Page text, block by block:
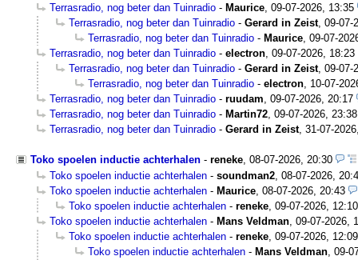
Terrasradio, nog beter dan Tuinradio - Maurice 09-07-2026, 13:35
Terrasradio, nog beter dan Tuinradio - Gerard in Zeist, 09-07-
Terrasradio, nog beter dan Tuinradio - Maurice 09-07-
Terrasradio, nog beter dan Tuinradio - electron 09-07-2026, 18:23
Terrasradio, nog beter dan Tuinradio - Gerard in Zeist, 09-07-
Terrasradio, nog beter dan Tuinradio - electron 10-07-
Terrasradio, nog beter dan Tuinradio - ruudam 09-07-2026, 20:17
Terrasradio, nog beter dan Tuinradio - Martin72 09-07-2026, 23:38
Terrasradio, nog beter dan Tuinradio - Gerard in Zeist, 31-07-
Toko spoelen inductie achterhalen - reneke, 08-07-2026, 20:30
Toko spoelen inductie achterhalen - soundman2, 08-07-2026,
Toko spoelen inductie achterhalen - Maurice, 08-07-2026, 20:43
Toko spoelen inductie achterhalen - reneke, 09-07-2026, 12:10
Toko spoelen inductie achterhalen - Mans Veldman, 09-07-2026,
Toko spoelen inductie achterhalen - reneke, 09-07-2026, 12:09
Toko spoelen inductie achterhalen - Mans Veldman, 09-